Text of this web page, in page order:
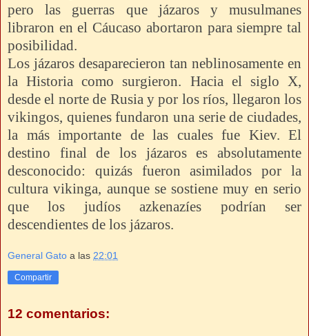
pero las guerras que jázaros y musulmanes
libraron en el Cáucaso abortaron para siempre tal
posibilidad.
Los jázaros desaparecieron tan neblinosamente en
la Historia como surgieron. Hacia el siglo X,
desde el norte de Rusia y por los ríos, llegaron los
vikingos, quienes fundaron una serie de ciudades,
la más importante de las cuales fue Kiev. El
destino final de los jázaros es absolutamente
desconocido: quizás fueron asimilados por la
cultura vikinga, aunque se sostiene muy en serio
que los judíos azkenazíes podrían ser
descendientes de los jázaros.
General Gato a las 22:01
Compartir
12 comentarios: